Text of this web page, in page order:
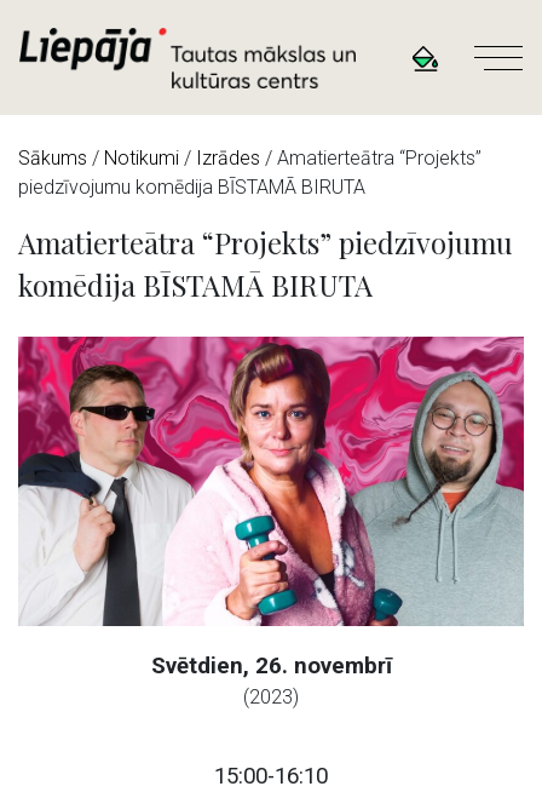
Sākums / Notikumi / Izrādes / Amatierteātra “Projekts”
piedzīvojumu komēdija BĪSTAMĀ BIRUTA
Amatierteātra “Projekts” piedzīvojumu
komēdija BĪSTAMĀ BIRUTA
Svētdien, 26. novembrī
(2023)
15:00-16:10